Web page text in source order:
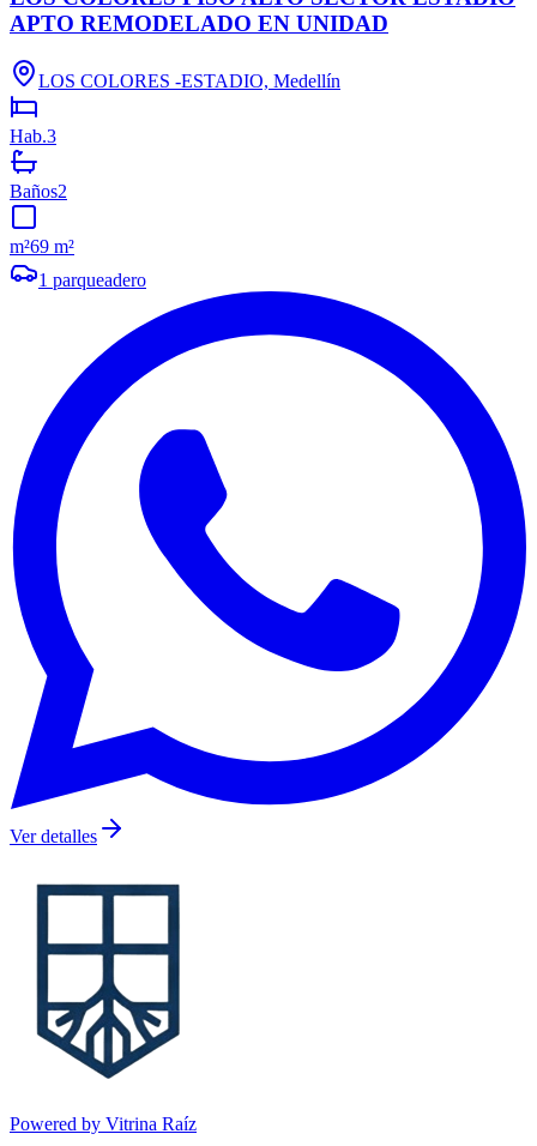
APTO REMODELADO EN UNIDAD
LOS COLORES -ESTADIO, Medellín
Hab.3
Baños2
m²69 m²
1 parqueadero
Ver detalles
Powered by Vitrina Raíz